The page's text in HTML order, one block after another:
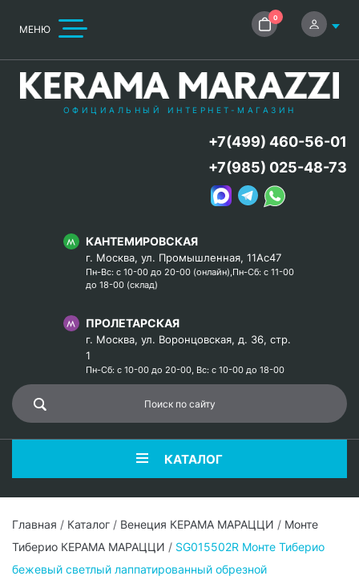
МЕНЮ
0
ОФИЦИАЛЬНЫЙ ИНТЕРНЕТ-МАГАЗИН
КАНТЕМИРОВСКАЯ
г. Москва, ул. Промышленная, 11Ас47
Пн-Вс: с 10-00 до 20-00 (онлайн),Пн-Сб: с 11-00
до 18-00 (склад)
ПРОЛЕТАРСКАЯ
г. Москва, ул. Воронцовская, д. 36, стр.
1
Пн-Сб: с 10-00 до 20-00, Вс: с 10-00 до 18-00
+7(499) 460-56-01
+7(985) 025-48-73
КАТАЛОГ
Главная / Каталог / Венеция КЕРАМА МАРАЦЦИ / Монте
Тиберио КЕРАМА МАРАЦЦИ / SG015502R Монте Тиберио
бежевый светлый лаппатированный обрезной